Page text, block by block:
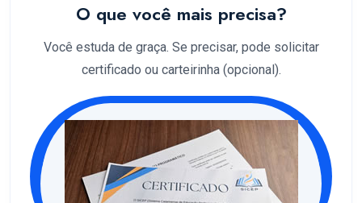
O que você mais precisa?
Você estuda de graça. Se precisar, pode solicitar
certificado ou carteirinha (opcional).